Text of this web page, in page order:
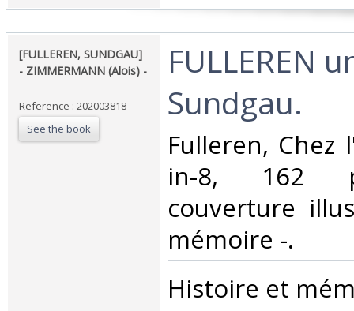
‎[FULLEREN, SUNDGAU]
- ZIMMERMANN (Alois) -
Reference : 202003818
See the book
‎FULLEREN
Sundgau. ‎
‎Fulleren, Chez
in-8, 162
couverture
mémoire -.‎
‎Histoire et